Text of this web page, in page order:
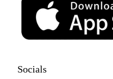
Socials